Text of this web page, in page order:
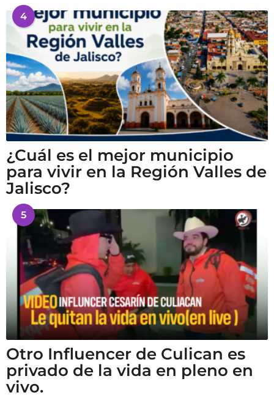
4
¿Cuál es el mejor municipio
para vivir en la Región Valles de
Jalisco?
5
Otro Influencer de Culican es
privado de la vida en pleno en
vivo.